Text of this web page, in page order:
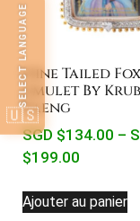
Nine Tailed Fox
Amulet By
Baeng
SGD $134.00 –
$199.00
Ajouter au panier
SELECT LANGUAGE
🇺🇸